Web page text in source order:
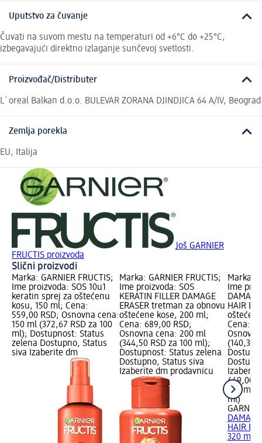
Uputstvo za čuvanje
Čuvati na suvom mestu na temperaturi od +6°C do +25°C,
izbegavajući direktno izlaganje sunčevoj svetlosti.
Proizvođač/Distributer
L`oreal Balkan d.o.o. BULEVAR ZORANA DJINDJICA 64 A/IV, Beograd
Zemlja porekla
EU, Italija
Još GARNIER
FRUCTIS proizvoda
Slični proizvodi
Marka: GARNIER FRUCTIS;
Ime proizvoda: SOS 10u1
keratin sprej za oštećenu
kosu, 150 ml; Cena:
559,00 RSD; Osnovna cena:
150 ml (372,67 RSD za 100
ml); Dostupnost: Status
zelena Dostupno, Status
siva Izaberite dm
Marka: GARNIER FRUCTIS;
Ime proizvoda: SOS
KERATIN FILLER DAMAGE
ERASER tretman za obnovu
oštećene kose, 200 ml;
Cena: 689,00 RSD;
Osnovna cena: 200 ml
(344,50 RSD za 100 ml);
Dostupnost: Status zelena
Dostupno, Status siva
Izaberite dm prodavnicu
Marka:
Ime
HAIR
Cena:
(140,31
449,00
320 ml
ml)
HAIR
320 ml